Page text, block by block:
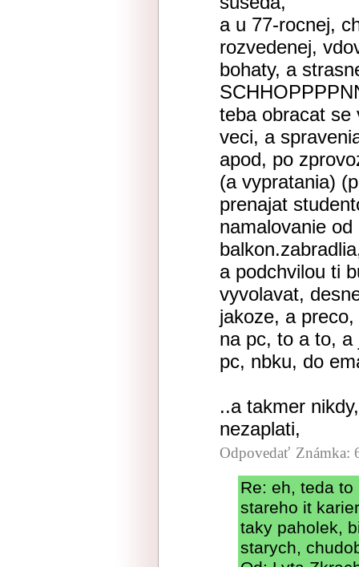
a u 77-rocnej,
rozvedenej,
bohaty, a
teba obracat se
veci, a
apod, po
(a vypratania)
prenajat
namalovanie
a podchvilou ti
vyvolavat,
jakoze, a
na pc, to a to, a
pc, nbku, do
..a takmer
nezaplati,
Odpovedať Známka:
Re: eh, teda
stareho it
taky paholek,
starych,